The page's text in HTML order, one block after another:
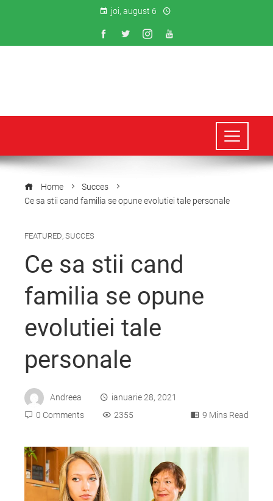
joi, august 6
Home
Succes
Ce sa stii cand familia se opune evolutiei tale personale
FEATURED, SUCCES
Ce sa stii cand
familia se opune
evolutiei tale
personale
Andreea
ianuarie 28, 2021
0 Comments
2355 9 Mins Read